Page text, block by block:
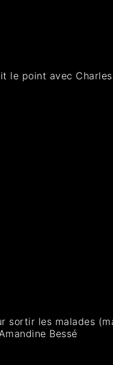
le point avec
sortir les malades
Bessé